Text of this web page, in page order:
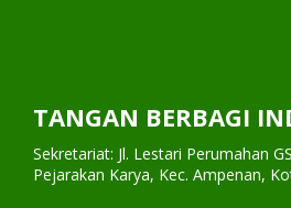
TANGAN BERBAGI
Sekretariat: Jl. Lestari Perumahan
Pejarakan Karya, Kec. Ampenan,